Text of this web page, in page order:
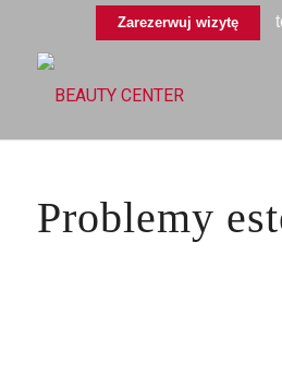
Zarezerwuj wizytę
Problemy